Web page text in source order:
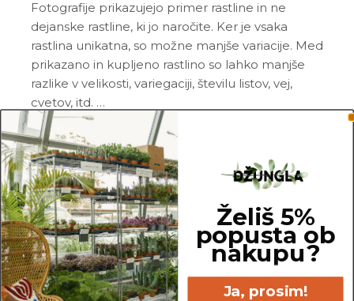
Fotografije prikazujejo primer rastline in ne
dejanske rastline, ki jo naročite. Ker je vsaka
rastlina unikatna, so možne manjše variacije. Med
prikazano in kupljeno rastlino so lahko manjše
razlike v velikosti, variegaciji, številu listov, vej,
cvetov, itd. …
Pred pošiljanjem vse rastline skrbno
pregledamo in zagotovimo, da gredo na pot
zdrave in čim bolj podobne izdelku na fotografiji.
Vse rastline so primarno v plastičnih sadilnih
lončkih. Okrasni lonec ni vključen v ceno.
Želiš 5%
popusta ob
nakupu?
Ja, prosim!